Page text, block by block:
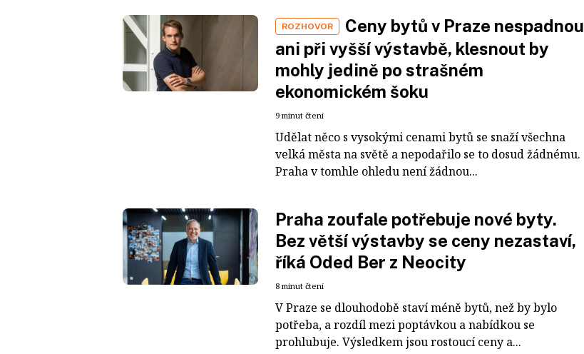
ROZHOVOR
Ceny bytů v Praze nespadnou
ani při vyšší výstavbě, klesnout by
mohly jedině po strašném
ekonomickém šoku
9 minut čtení
Udělat něco s vysokými cenami bytů se snaží všechna
velká města na světě a nepodařilo se to dosud žádnému.
Praha v tomhle ohledu není žádnou...
Praha zoufale potřebuje nové byty.
Bez větší výstavby se ceny nezastaví,
říká Oded Ber z Neocity
8 minut čtení
V Praze se dlouhodobě staví méně bytů, než by bylo
potřeba, a rozdíl mezi poptávkou a nabídkou se
prohlubuje. Výsledkem jsou rostoucí ceny a...